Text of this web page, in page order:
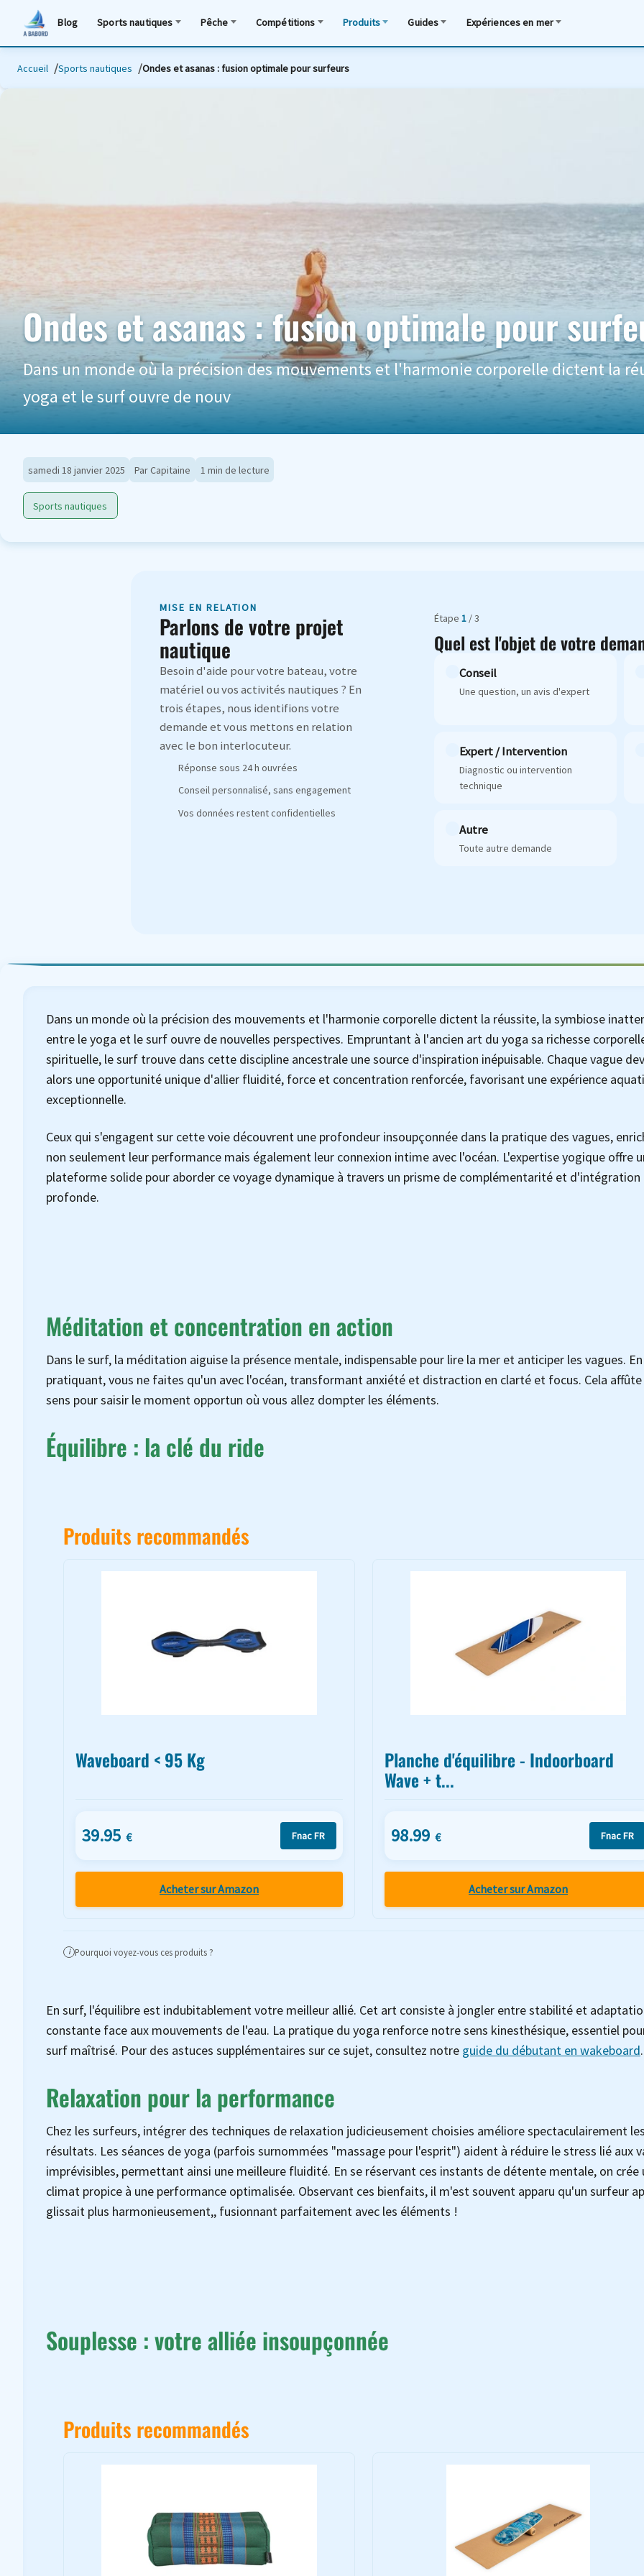
Blog Sports nautiques Pêche Compétitions Produits Guides Expériences en mer
Accueil Sports nautiques Ondes et asanas : fusion optimale pour surfeurs
Ondes et asanas : fusion optimale pour
Dans un monde où la précision des mouvements et l'harmonie corporelle dictent la
yoga et le surf ouvre de nouv
samedi 18 janvier 2025 Par Capitaine 1 min de lecture
Sports nautiques
MISE EN RELATION
Parlons de votre projet
nautique
Besoin d'aide pour votre bateau, votre
matériel ou vos activités nautiques ? En
trois étapes, nous identifions votre
demande et vous mettons en relation
avec le bon interlocuteur.
Réponse sous 24 h ouvrées
Conseil personnalisé, sans engagement
Vos données restent confidentielles
Étape1 / 3
Quel est l'objet de votre
Conseil
Une question, un avis d'expert
Expert / Intervention
Diagnostic ou intervention
technique
Autre
Toute autre demande
Dans un monde où la précision des mouvements et l'harmonie corporelle dictent la réussite, la symbiose
entre le yoga et le surf ouvre de nouvelles perspectives. Empruntant à l'ancien art du yoga sa richesse
spirituelle, le surf trouve dans cette discipline ancestrale une source d'inspiration inépuisable. Chaque vague
alors une opportunité unique d'allier fluidité, force et concentration renforcée, favorisant une expérience
exceptionnelle.
Ceux qui s'engagent sur cette voie découvrent une profondeur insoupçonnée dans la pratique des vagues,
non seulement leur performance mais également leur connexion intime avec l'océan. L'expertise yogique offre
plateforme solide pour aborder ce voyage dynamique à travers un prisme de complémentarité et d'intégration
profonde.
Méditation et concentration en action
Dans le surf, la méditation aiguise la présence mentale, indispensable pour lire la mer et anticiper les vagues. En
pratiquant, vous ne faites qu'un avec l'océan, transformant anxiété et distraction en clarté et focus. Cela
sens pour saisir le moment opportun où vous allez dompter les éléments.
Équilibre : la clé du ride
Produits recommandés
Waveboard < 95 Kg
39.95 € Fnac FR
Acheter sur Amazon
Planche d'équilibre - Indoorboard
Wave + t...
98.99 € Fnac FR
Acheter sur Amazon
i Pourquoi voyez-vous ces produits ?
En surf, l'équilibre est indubitablement votre meilleur allié. Cet art consiste à jongler entre stabilité et
constante face aux mouvements de l'eau. La pratique du yoga renforce notre sens kinesthésique, essentiel
surf maîtrisé. Pour des astuces supplémentaires sur ce sujet, consultez notre guide du débutant en wakeboard.
Relaxation pour la performance
Chez les surfeurs, intégrer des techniques de relaxation judicieusement choisies améliore spectaculairement
résultats. Les séances de yoga (parfois surnommées "massage pour l'esprit") aident à réduire le stress lié aux
imprévisibles, permettant ainsi une meilleure fluidité. En se réservant ces instants de détente mentale, on crée
climat propice à une performance optimalisée. Observant ces bienfaits, il m'est souvent apparu qu'un surfeur
glissait plus harmonieusement,, fusionnant parfaitement avec les éléments !
Souplesse : votre alliée insoupçonnée
Produits recommandés